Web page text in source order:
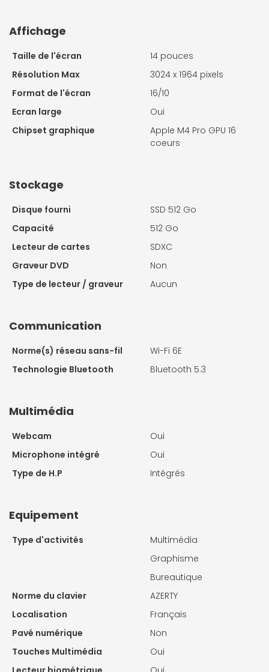
Affichage
Taille de l'écran
14 pouces
Résolution Max
3024 x 1964 pixels
Format de l'écran
16/10
Ecran large
Oui
Chipset graphique
Apple M4 Pro GPU 16
coeurs
Stockage
Disque fourni
SSD 512 Go
Capacité
512 Go
Lecteur de cartes
SDXC
Graveur DVD
Non
Type de lecteur / graveur
Aucun
Communication
Norme(s) réseau sans-fil
Wi-Fi 6E
Technologie Bluetooth
Bluetooth 5.3
Multimédia
Webcam
Oui
Microphone intégré
Oui
Type de H.P
Intégrés
Equipement
Type d'activités
Multimédia
Graphisme
Bureautique
Norme du clavier
AZERTY
Localisation
Français
Pavé numérique
Non
Touches Multimédia
Oui